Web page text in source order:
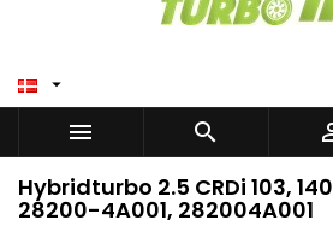

 
Hybridturbo 2.5 CRDi 103,
28200-4A001, 282004A001